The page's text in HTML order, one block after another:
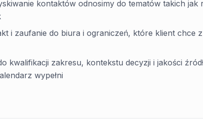
kontaktów odnosimy do tematów takich jak
i zaufanie do biura i ograniczeń, które klient chce
kwalifikacji zakresu, kontekstu decyzji i jakości
wypełni